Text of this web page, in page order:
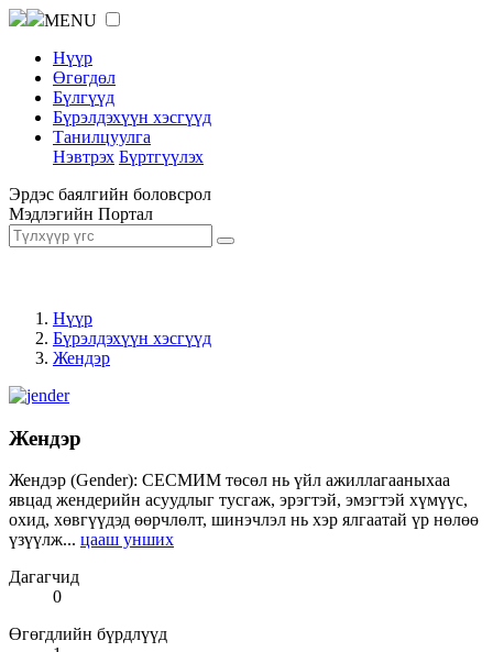
MENU
Нүүр
Өгөгдөл
Бүлгүүд
Бүрэлдэхүүн хэсгүүд
Танилцуулга
Нэвтрэх Бүртгүүлэх
Эрдэс баялгийн боловсрол
Мэдлэгийн Портал
Нүүр
Бүрэлдэхүүн хэсгүүд
Жендэр
Жендэр
Жендэр (Gender): СЕСМИМ төсөл нь үйл ажиллагааныхаа
явцад жендерийн асуудлыг тусгаж, эрэгтэй, эмэгтэй хүмүүс,
охид, хөвгүүдэд өөрчлөлт, шинэчлэл нь хэр ялгаатай үр нөлөө
үзүүлж... цааш унших
Дагагчид
0
Өгөгдлийн бүрдлүүд